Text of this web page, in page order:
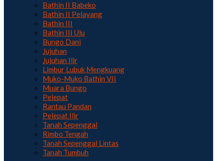
Bathin II Babeko
Bathin II Pelayang
Bathin III
Bathin III Ulu
Bungo Dani
Jujuhan
Jujuhan Ilir
Limbur Lubuk Mengkuang
Muko-Muko Bathin VII
Muara Bungo
Pelepat
Rantau Pandan
Pelepat Ilir
Tanah Sepenggal
Rimbo Tengah
Tanah Sepenggal Lintas
Tanah Tumbuh